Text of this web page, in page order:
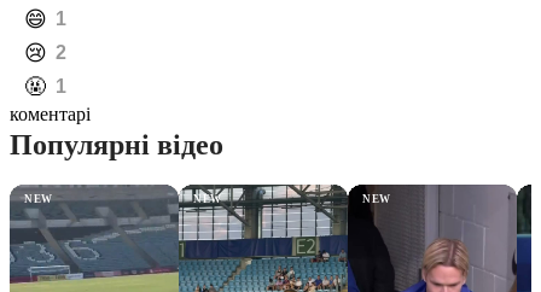
️😄 1
️😢 2
️🤬 1
коментарі